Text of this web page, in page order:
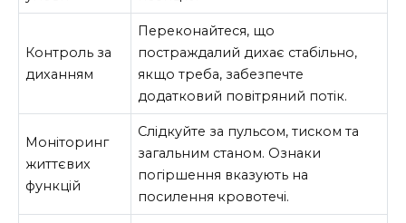
Контроль за
диханням
Переконайтеся, що
постраждалий дихає стабільно,
якщо треба, забезпечте
додатковий повітряний потік.
Моніторинг
життєвих
функцій
Слідкуйте за пульсом, тиском та
загальним станом. Ознаки
погіршення вказують на
посилення кровотечі.